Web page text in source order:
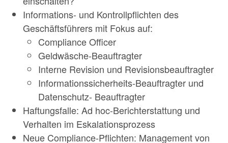
Informations- und Kontrollpflichten des
Geschäftsführers mit Fokus auf:
Compliance Officer
Geldwäsche-Beauftragter
Interne Revision und Revisionsbeauftragter
Informationssicherheits-Beauftragter und
Datenschutz- Beauftragter
Haftungsfalle: Ad hoc-Berichterstattung und
Verhalten im Eskalationsprozess
Neue Compliance-Pflichten: Management von